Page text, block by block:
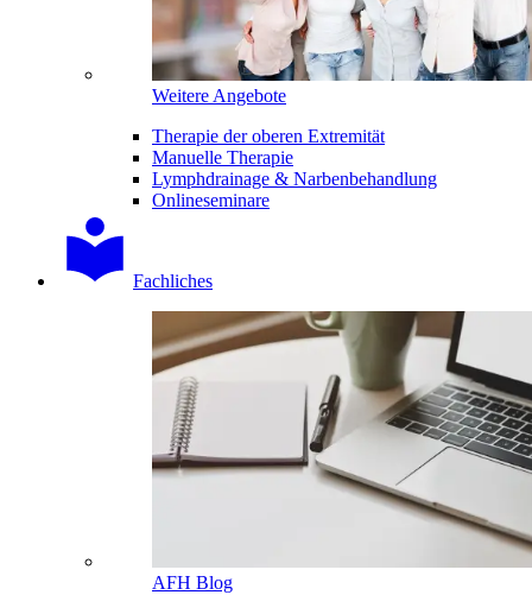
Weitere Angebote
Therapie der oberen Extremität
Manuelle Therapie
Lymphdrainage & Narbenbehandlung
Onlineseminare
Fachliches
AFH Blog